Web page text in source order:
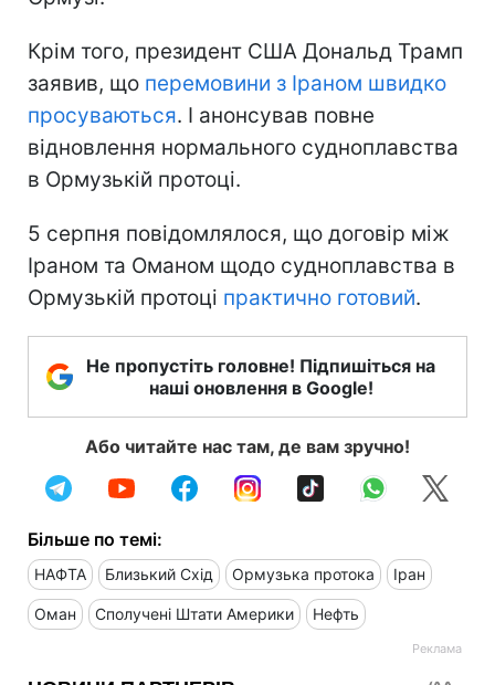
Крім того, президент США Дональд Трамп
заявив, що перемовини з Іраном швидко
просуваються. І анонсував повне
відновлення нормального судноплавства
в Ормузькій протоці.
5 серпня повідомлялося, що договір між
Іраном та Оманом щодо судноплавства в
Ормузькій протоці практично готовий.
Не пропустіть головне! Підпишіться на
наші оновлення в Google!
Або читайте нас там, де вам зручно!
Більше по темі:
НАФТА Близький Схід Ормузька протока Іран
Оман Сполучені Штати Америки Нефть